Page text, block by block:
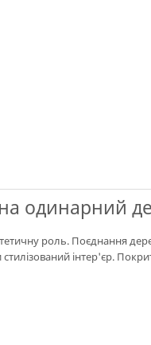
одинарний
роль. Поєднання
інтер'єр.